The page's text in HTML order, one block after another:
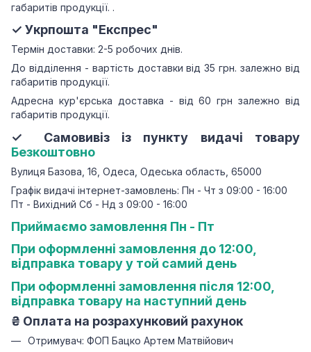
габаритів продукції. .
✓ Укрпошта "Експрес"
Термін доставки: 2-5 робочих днів.
До відділення - вартість доставки від 35 грн.залежно від
габаритів продукції.
Адресна кур'єрська доставка - від 60 грн залежно від
габаритів продукції.
✓ Самовивіз із пункту видачі товару
Безкоштовно
Вулиця Базова, 16, Одеса, Одеська область, 65000
Графік видачі інтернет-замовлень: Пн - Чт з 09:00 - 16:00
Пт - Вихідний Сб - Нд з 09:00 - 16:00
Приймаємо замовлення Пн - Пт
При оформленні замовлення до 12:00,
відправка товару у той самий день
При оформленні замовлення після 12:00,
відправка товару на наступний день
₴ Оплата на розрахунковий рахунок
Отримувач: ФОП Бацко Артем Матвійович